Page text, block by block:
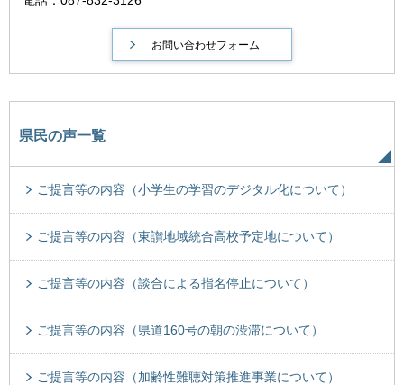
県民の声一覧
ご提言等の内容（小学生の学習のデジタル化について）
ご提言等の内容（東讃地域統合高校予定地について）
ご提言等の内容（談合による指名停止について）
ご提言等の内容（県道160号の朝の渋滞について）
ご提言等の内容（加齢性難聴対策推進事業について）